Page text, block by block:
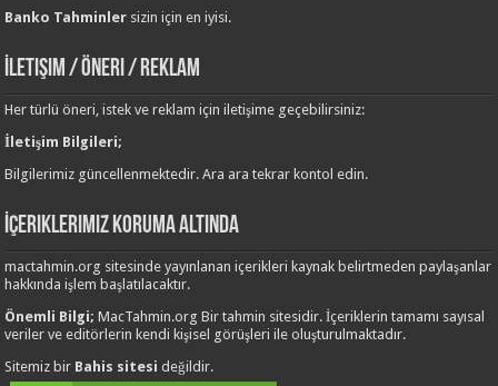
Banko Tahminler sizin için en iyisi.
İletişim / Öneri / Reklam
Her türlü öneri, istek ve reklam için iletişime geçebilirsiniz:
İletişim Bilgileri;
Bilgilerimiz güncellenmektedir. Ara ara tekrar kontol edin.
İçeriklerimiz Koruma Altında
mactahmin.org sitesinde yayınlanan içerikleri kaynak belirtmeden paylaşanlar
hakkında işlem başlatılacaktır.
Önemli Bilgi;MacTahmin.org Bir tahmin sitesidir. İçeriklerin tamamı sayısal
veriler ve editörlerin kendi kişisel görüşleri ile oluşturulmaktadır.
Sitemiz bir Bahis sitesi değildir.